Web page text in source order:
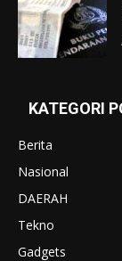
KATEGORI
Berita
Nasional
DAERAH
Tekno
Gadgets